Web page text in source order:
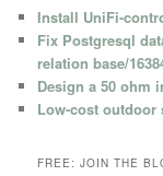
Install UniFi-
Fix Postgresql
relation base/
Design a 50 ohm
Low-cost outdoor
FREE: JOIN THE